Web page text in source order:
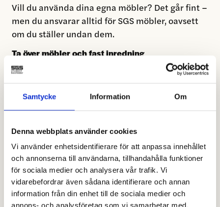
Samtycke Information Om
Denna webbplats använder cookies
Vi använder enhetsidentifierare för att anpassa innehållet
och annonserna till användarna, tillhandahålla funktioner
för sociala medier och analysera vår trafik. Vi
vidarebefordrar även sådana identifierare och annan
information från din enhet till de sociala medier och
Vill du använda dina egna möbler? Det går fint –
men du ansvarar alltid för SGS möbler, oavsett
om du ställer undan dem.
Ta över möbler och fast inredning
Det går utmärkt att ta över såväl möbler som
fast inredning från tidigare hyresgäst.
”Övertagande av fast inredning eller utrustning”
och mejla den till Kundservice innan du flyttar
in. Du tar då över ansvaret att ta ner och
återställa eventuella skador när du själv flyttar
ut.